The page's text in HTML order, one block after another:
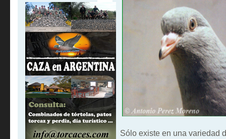
Sólo existe en una variedad